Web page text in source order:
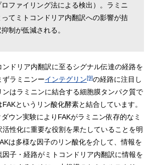
ファイリング法による検出）。ラミニ
ってミトコンドリア内翻訳への影響が拮
制が低減される。
ドリア内翻訳に至るシグナル伝達の経路を
ずラミニンーインテグリン[9]の経路に注目し
ンはラミニンに結合する細胞膜タンパク質で
というリン酸化酵素と結合しています。
ウン実験によりFAKがラミニン依存的なミ
活性化に重要な役割を果たしていることを明
は多様な因子のリン酸化を介して、情報を
子・経路がミトコンドリア内翻訳に情報を